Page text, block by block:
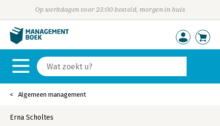
Op werkdagen voor 23:00 besteld, morgen in huis
Algemeen management
Erna Scholtes